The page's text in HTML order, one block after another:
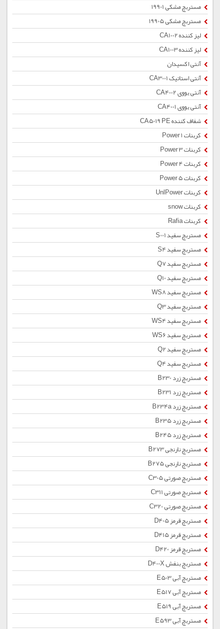
مستربچ مشکی 19901
مستربچ مشکی 19905
لیز کننده CA1002
لیز کننده CA1003
آنتی اکسیدان
آنتی استاتیک CA3001
آنتی یووی CA4002
آنتی یووی CA4001
شفاف کننده CA5019 PE
کربنات Power 1
کربنات Power 3
کربنات Power 4
کربنات Power 5
کربنات UnlPower
کربنات snow
کربنات Rafia
مستربچ سفید S001
مستربچ سفید S4
مستربچ سفید Q7
مستربچ سفید Q10
مستربچ سفید WS8
مستربچ سفید Q3
مستربچ سفید WS4
مستربچ سفید WS6
مستربچ سفید Q2
مستربچ سفید Q4
مستربچ زرد B230
مستربچ زرد B231
مستربچ زرد B234a
مستربچ زرد B235
مستربچ زرد B245
مستربچ نارنجی B273
مستربچ نارنجی B275
مستربچ صورتی C305
مستربچ صورتی C311
مستربچ صورتی C320
مستربچ قرمز D405
مستربچ قرمز D415
مستربچ قرمز D420
مستربچ بنفش D400X
مستربچ آبی E503
مستربچ آبی E517
مستربچ آبی E519
مستربچ آبی E593